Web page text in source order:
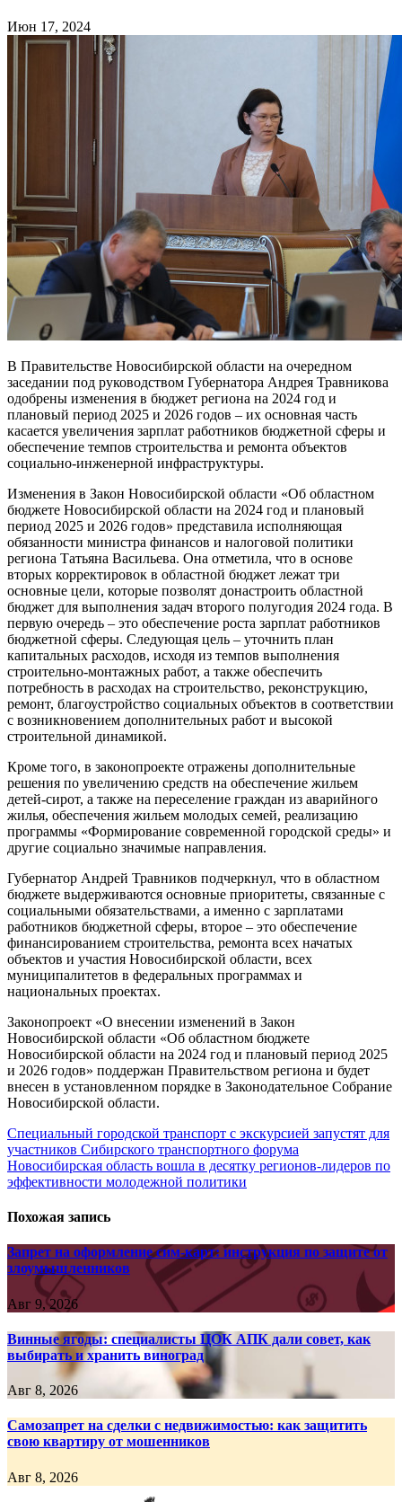
Июн 17, 2024
В Правительстве Новосибирской области на очередном
заседании под руководством Губернатора Андрея Травникова
одобрены изменения в бюджет региона на 2024 год и
плановый период 2025 и 2026 годов – их основная часть
касается увеличения зарплат работников бюджетной сферы и
обеспечение темпов строительства и ремонта объектов
социально-инженерной инфраструктуры.
Изменения в Закон Новосибирской области «Об областном
бюджете Новосибирской области на 2024 год и плановый
период 2025 и 2026 годов» представила исполняющая
обязанности министра финансов и налоговой политики
региона Татьяна Васильева. Она отметила, что в основе
вторых корректировок в областной бюджет лежат три
основные цели, которые позволят донастроить областной
бюджет для выполнения задач второго полугодия 2024 года. В
первую очередь – это обеспечение роста зарплат работников
бюджетной сферы. Следующая цель – уточнить план
капитальных расходов, исходя из темпов выполнения
строительно-монтажных работ, а также обеспечить
потребность в расходах на строительство, реконструкцию,
ремонт, благоустройство социальных объектов в соответствии
с возникновением дополнительных работ и высокой
строительной динамикой.
Кроме того, в законопроекте отражены дополнительные
решения по увеличению средств на обеспечение жильем
детей-сирот, а также на переселение граждан из аварийного
жилья, обеспечения жильем молодых семей, реализацию
программы «Формирование современной городской среды» и
другие социально значимые направления.
Губернатор Андрей Травников подчеркнул, что в областном
бюджете выдерживаются основные приоритеты, связанные с
социальными обязательствами, а именно с зарплатами
работников бюджетной сферы, второе – это обеспечение
финансированием строительства, ремонта всех начатых
объектов и участия Новосибирской области, всех
муниципалитетов в федеральных программах и
национальных проектах.
Законопроект «О внесении изменений в Закон
Новосибирской области «Об областном бюджете
Новосибирской области на 2024 год и плановый период 2025
и 2026 годов» поддержан Правительством региона и будет
внесен в установленном порядке в Законодательное Собрание
Новосибирской области.
Навигация
по
записям
Специальный городской транспорт с экскурсией запустят для
участников Сибирского транспортного форума
Новосибирская область вошла в десятку регионов-лидеров по
эффективности молодежной политики
Похожая запись
Запрет на оформление сим-карт: инструкция по защите от
злоумышленников
Авг 9, 2026
Винные ягоды: специалисты ЦОК АПК дали совет, как
выбирать и хранить виноград
Авг 8, 2026
Самозапрет на сделки с недвижимостью: как защитить
свою квартиру от мошенников
Авг 8, 2026